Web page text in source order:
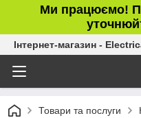
Ми працюємо!
Інтернет-магазин -
Товари та послуги